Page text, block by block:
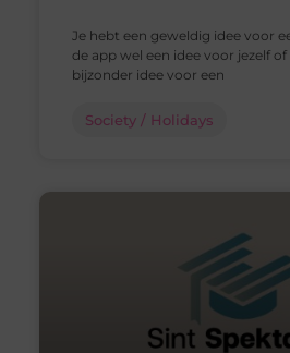
Je hebt een geweldig idee voor
de app wel een idee voor jezelf of
bijzonder idee voor een
Society / Holidays